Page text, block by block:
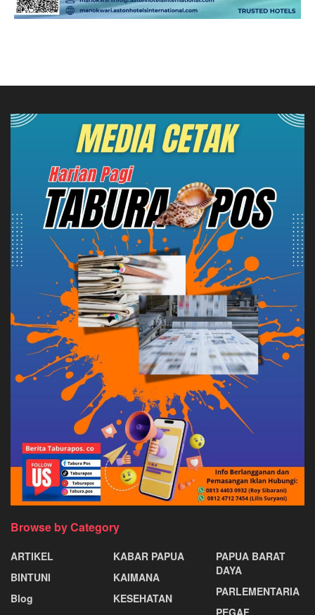
Browse by Category
ARTIKEL
BINTUNI
Blog
KABAR PAPUA
KAIMANA
KESEHATAN
PAPUA BARAT
DAYA
PARLEMENTARIA